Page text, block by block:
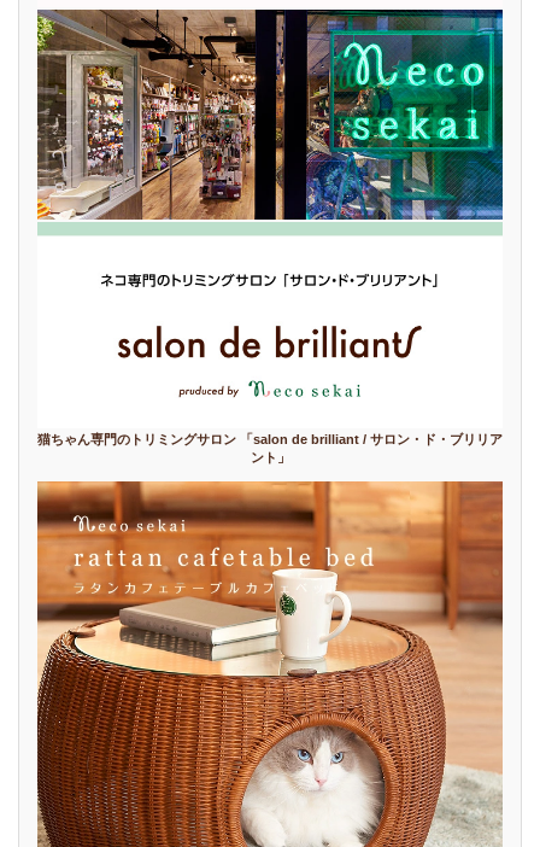
猫ちゃん専門のトリミングサロン 「salon de brilliant / サロン・ド・ブリリア
ント」